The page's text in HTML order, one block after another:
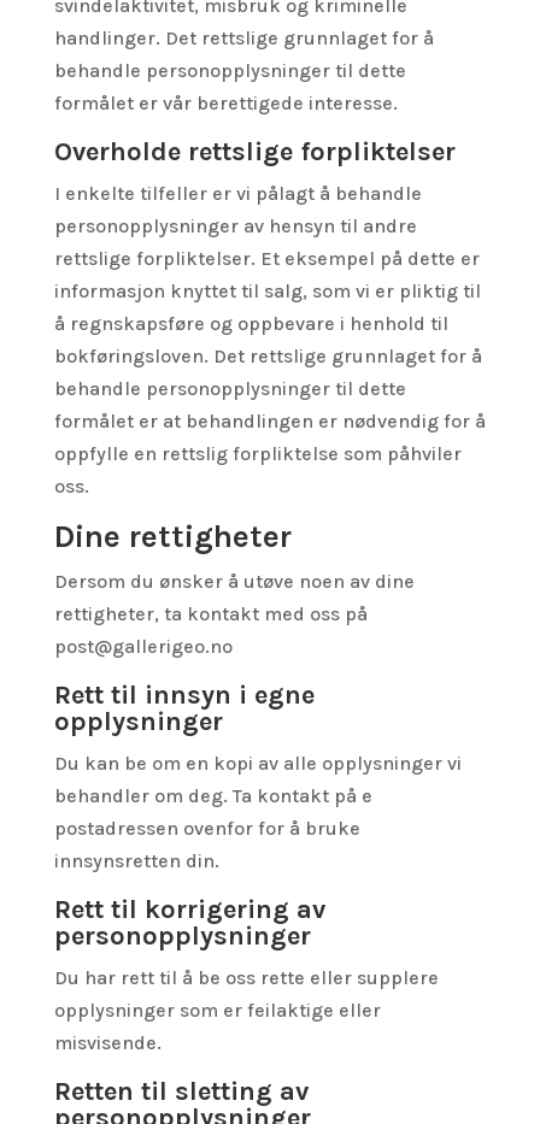
svindelaktivitet, misbruk og kriminelle
handlinger. Det rettslige grunnlaget for å
behandle personopplysninger til dette
formålet er vår berettigede interesse.
Overholde rettslige forpliktelser
I enkelte tilfeller er vi pålagt å behandle
personopplysninger av hensyn til andre
rettslige forpliktelser. Et eksempel på dette er
informasjon knyttet til salg, som vi er pliktig til
å regnskapsføre og oppbevare i henhold til
bokføringsloven. Det rettslige grunnlaget for å
behandle personopplysninger til dette
formålet er at behandlingen er nødvendig for å
oppfylle en rettslig forpliktelse som påhviler
oss.
Dine rettigheter
Dersom du ønsker å utøve noen av dine
rettigheter, ta kontakt med oss på
post@gallerigeo.no
Rett til innsyn i egne
opplysninger
Du kan be om en kopi av alle opplysninger vi
behandler om deg. Ta kontakt på e
postadressen ovenfor for å bruke
innsynsretten din.
Rett til korrigering av
personopplysninger
Du har rett til å be oss rette eller supplere
opplysninger som er feilaktige eller
misvisende.
Retten til sletting av